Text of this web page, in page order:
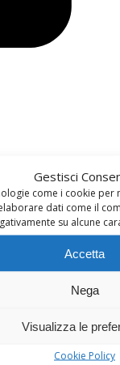
Gestisci
come i cookie
dati come il
su alcune
Accetta
Nega
Visualizza le
Cookie Policy